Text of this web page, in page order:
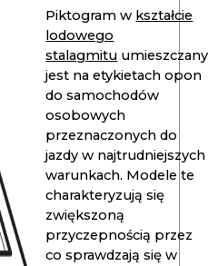
Piktogram w kształcie
lodowego
stalagmitu umieszczany
jest na etykietach opon
do samochodów
osobowych
przeznaczonych do
jazdy w najtrudniejszych
warunkach. Modele te
charakteryzują się
zwiększoną
przyczepnością przez
co sprawdzają się w